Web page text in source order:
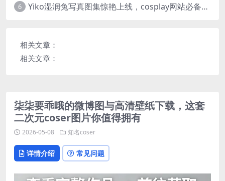
6 Yiko湿润兔写真图集惊艳上线，cosplay网站必备作品推荐
相关文章：
相关文章：
柒柒要乖哦的微博图与高清壁纸下载，这套
二次元coser图片你值得拥有
2026-05-08 知名coser
详情介绍 常见问题